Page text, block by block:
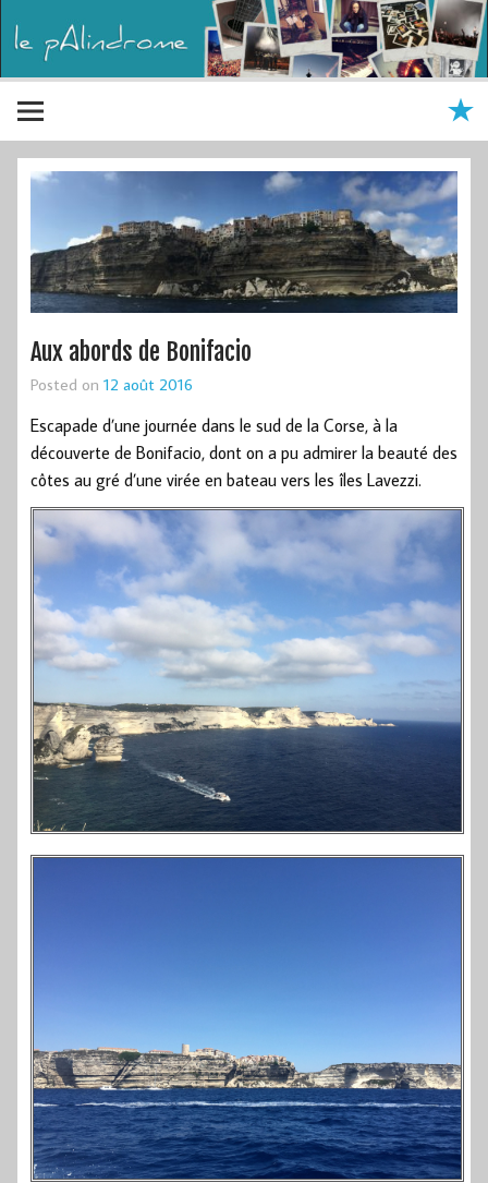
Aux abords de Bonifacio
Posted on 12 août 2016
Escapade d’une journée dans le sud de la Corse, à la
découverte de Bonifacio, dont on a pu admirer la beauté des
côtes au gré d’une virée en bateau vers les îles Lavezzi.